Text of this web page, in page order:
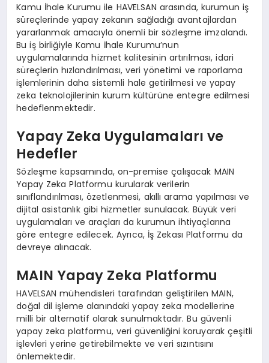
Kamu İhale Kurumu ile HAVELSAN arasında, kurumun iş
süreçlerinde yapay zekanın sağladığı avantajlardan
yararlanmak amacıyla önemli bir sözleşme imzalandı.
Bu iş birliğiyle Kamu İhale Kurumu’nun
uygulamalarında hizmet kalitesinin artırılması, idari
süreçlerin hızlandırılması, veri yönetimi ve raporlama
işlemlerinin daha sistemli hale getirilmesi ve yapay
zeka teknolojilerinin kurum kültürüne entegre edilmesi
hedeflenmektedir.
Yapay Zeka Uygulamaları ve
Hedefler
Sözleşme kapsamında, on-premise çalışacak MAIN
Yapay Zeka Platformu kurularak verilerin
sınıflandırılması, özetlenmesi, akıllı arama yapılması ve
dijital asistanlık gibi hizmetler sunulacak. Büyük veri
uygulamaları ve araçları da kurumun ihtiyaçlarına
göre entegre edilecek. Ayrıca, İş Zekası Platformu da
devreye alınacak.
MAIN Yapay Zeka Platformu
HAVELSAN mühendisleri tarafından geliştirilen MAIN,
doğal dil işleme alanındaki yapay zeka modellerine
milli bir alternatif olarak sunulmaktadır. Bu güvenli
yapay zeka platformu, veri güvenliğini koruyarak çeşitli
işlevleri yerine getirebilmekte ve veri sızıntısını
önlemektedir.